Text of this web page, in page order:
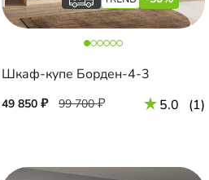
Шкаф-купе Борден-4-3
49 850 99 700 5.0 (1)